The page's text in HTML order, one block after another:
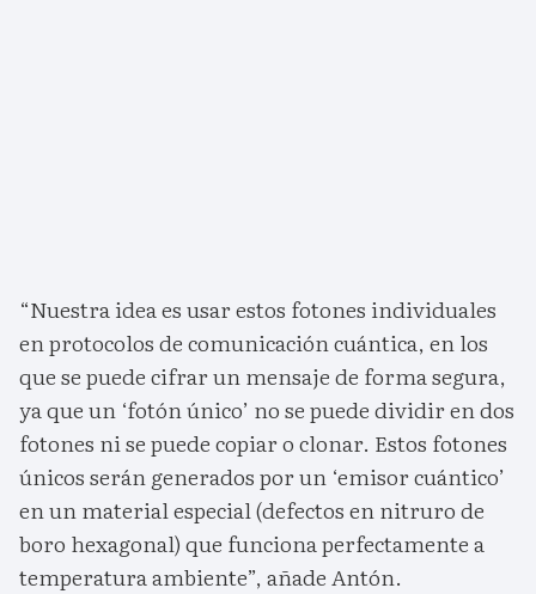
“Nuestra idea es usar estos fotones individuales
en protocolos de comunicación cuántica, en los
que se puede cifrar un mensaje de forma segura,
ya que un ‘fotón único’ no se puede dividir en dos
fotones ni se puede copiar o clonar. Estos fotones
únicos serán generados por un ‘emisor cuántico’
en un material especial (defectos en nitruro de
boro hexagonal) que funciona perfectamente a
temperatura ambiente”, añade Antón.